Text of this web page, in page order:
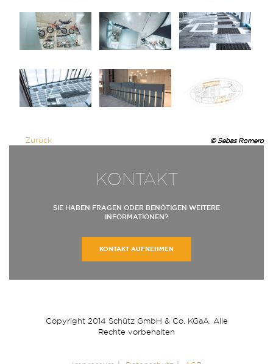
© Sebas Romero
© Sebas Romero
© Sebas Romero
© Sebas Romero
© Sebas Romero
© Sebas Romero
Zurück
KONTAKT
SIE HABEN FRAGEN ODER BENÖTIGEN WEITERE
INFORMATIONEN?
KONTAKT AUFNEHMEN
Copyright 2014 Schütz GmbH & Co. KGaA. Alle
Rechte vorbehalten